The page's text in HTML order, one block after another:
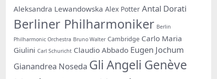
Aleksandra Lewandowska Alex Potter Antal Dorati
Berliner Philharmoniker Berlin
Philharmonic Orchestra Bruno Walter Cambridge Carlo Maria
Giulini Carl Schuricht Claudio Abbado Eugen Jochum
Gianandrea Noseda Gli Angeli Genève